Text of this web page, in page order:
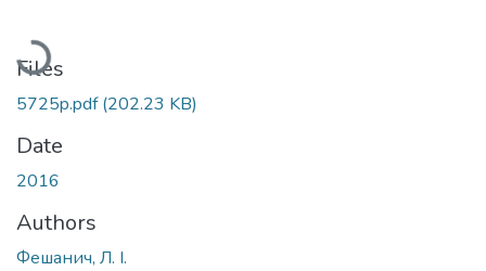
Loading...
Files
5725p.pdf(202.23 KB)
Date
2016
Authors
Фешанич, Л. І.